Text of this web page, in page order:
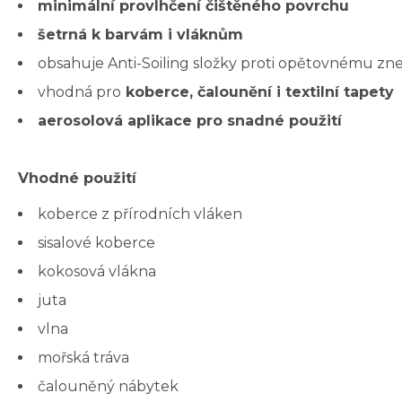
minimální provlhčení čištěného povrchu
šetrná k barvám i vláknům
obsahuje Anti-Soiling složky proti opětovnému
vhodná pro koberce, čalounění i textilní tapety
aerosolová aplikace pro snadné použití
Vhodné použití
koberce z přírodních vláken
sisalové koberce
kokosová vlákna
juta
vlna
mořská tráva
čalouněný nábytek